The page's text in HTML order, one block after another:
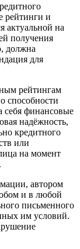
рейтинги и
актуальной на
получения
должна
для
рейтингам
способности
себя финансовые
надёжность,
кредитного
или
на момент
автором
и в любой
письменного
им условий.